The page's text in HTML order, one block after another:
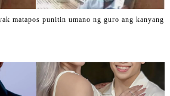
matapos punitin umano ng guro ang kanyang